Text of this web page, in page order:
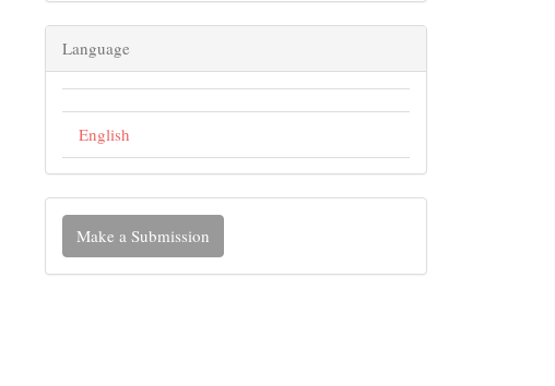
Language
English
Make a Submission